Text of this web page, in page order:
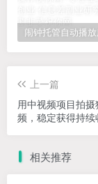
上一篇
用中视频项目拍
频，稳定获得持续
相关推荐